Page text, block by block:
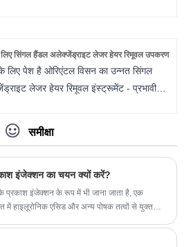
सिंगल हैंडल अलेक्जेंड्राइट लेजर हेयर रिमूवल उपकरण
लिए पेश है ओरिएंटल विसन का उन्नत सिंगल
लेजर हेयर रिमूवल इंस्ट्रूमेंट - प्रभावी
सौंदर्य उपकरण। अत्याधुनिक प्रौद्योगिकी और
व्यापक चयन से सुसज्जित, यह उपकरण विभिन्न
के लिए एक समग्र समाधान प्रदान
समीक्षा
इंजेक्शन का चयन क्यों करें?
प्रकाश इंजेक्शन के रूप में भी जाना जाता है, एक
में हाइलूरोनिक एसिड और अन्य पोषक तत्वों से युक्त